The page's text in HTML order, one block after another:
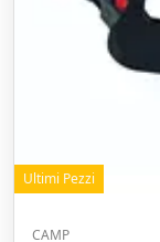
Ultimi Pezzi
CAMP